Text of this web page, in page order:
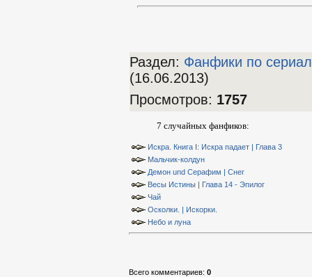
Раздел: Фанфики по
(16.06.2013)
Просмотров: 1757
7 случайных фанфиков:
Искра. Книга I: Искра падает | Глава 3
Мальчик-колдун
Демон und Серафим | Снег
Весы Истины | Глава 14 - Эпилог
Чай
Осколки. | Искорки.
Небо и луна
Всего комментариев: 0